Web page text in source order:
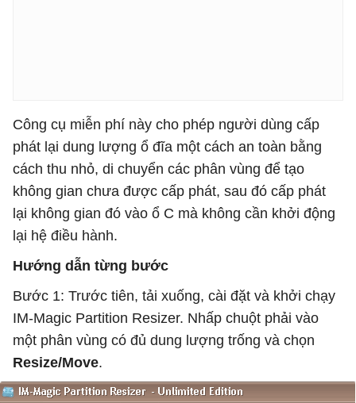
Công cụ miễn phí này cho phép người dùng cấp
phát lại dung lượng ổ đĩa một cách an toàn bằng
cách thu nhỏ, di chuyển các phân vùng để tạo
không gian chưa được cấp phát, sau đó cấp phát
lại không gian đó vào ổ C mà không cần khởi động
lại hệ điều hành.
Hướng dẫn từng bước
Bước 1: Trước tiên, tải xuống, cài đặt và khởi chạy
IM-Magic Partition Resizer. Nhấp chuột phải vào
một phân vùng có đủ dung lượng trống và chọn
Resize/Move.